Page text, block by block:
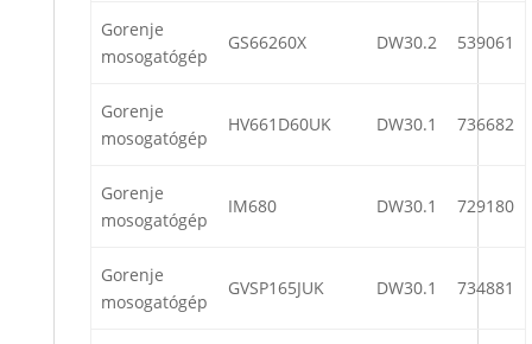
Gorenje
mosogatógép
GS66260X DW30.2 539061
Gorenje
mosogatógép
HV661D60UK DW30.1 736682
Gorenje
mosogatógép
IM680 DW30.1 729180
Gorenje
mosogatógép
GVSP165JUK DW30.1 734881